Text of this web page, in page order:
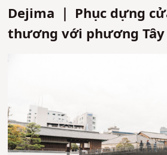
Dejima ｜ Phục dựng
thương với phương